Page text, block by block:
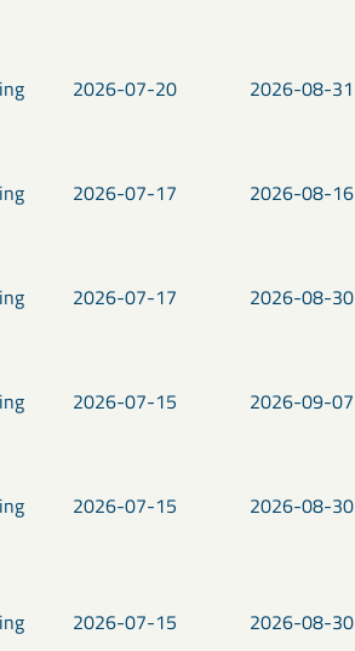
2026-07-20 2026-08-31
2026-07-17 2026-08-16
2026-07-17 2026-08-30
2026-07-15 2026-09-07
2026-07-15 2026-08-30
2026-07-15 2026-08-30